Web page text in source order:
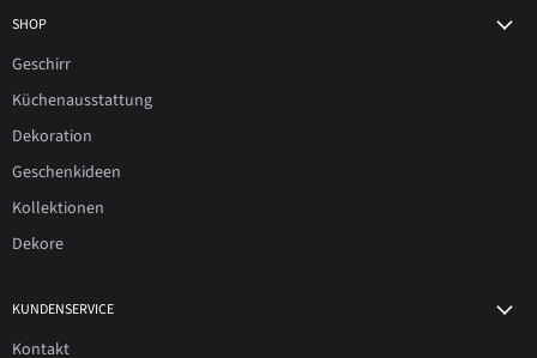
SHOP
Geschirr
Küchenausstattung
Dekoration
Geschenkideen
Kollektionen
Dekore
KUNDENSERVICE
Kontakt